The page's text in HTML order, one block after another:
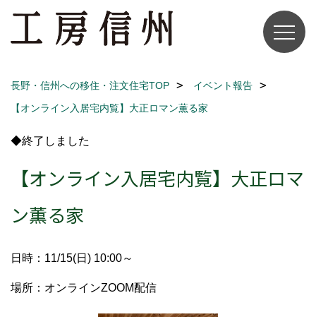
長野・信州への移住・注文住宅TOP
イベント報告
【オンライン入居宅内覧】大正ロマン薫る家
◆終了しました
【オンライン入居宅内覧】大正ロマ
ン薫る家
日時：11/15(日) 10:00～
場所：オンラインZOOM配信